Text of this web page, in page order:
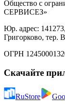
Общество с
СЕРВИСЕЗ»
Юр. адрес:
Григорково, тер.
ОГРН
Скачайте
RuStore